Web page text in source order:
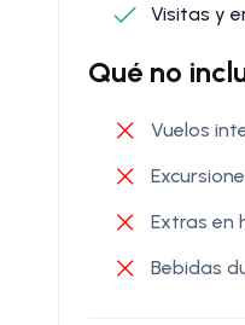
Visitas y
Qué no
Vuelos
Extras en
Bebidas